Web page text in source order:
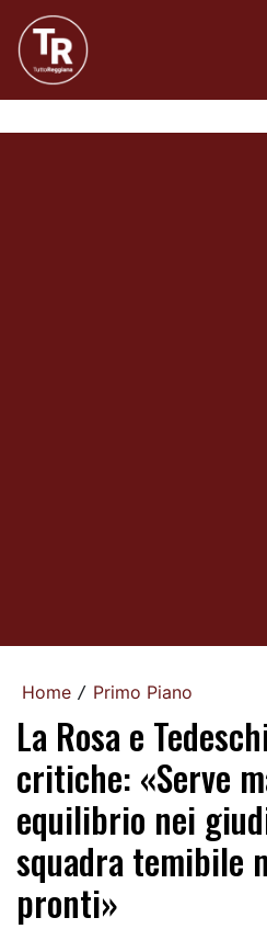
Home / Primo Piano
La Rosa e
critiche: «Serve
equilibrio nei
squadra temibile
pronti»